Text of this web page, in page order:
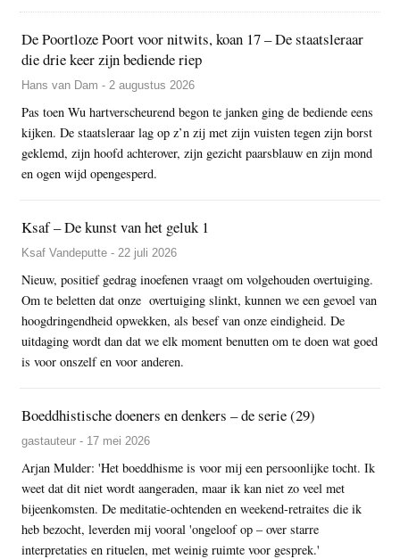
De Poortloze Poort voor nitwits, koan 17 – De staatsleraar
die drie keer zijn bediende riep
Hans van Dam - 2 augustus 2026
Pas toen Wu hartverscheurend begon te janken ging de bediende eens
kijken. De staatsleraar lag op z’n zij met zijn vuisten tegen zijn borst
geklemd, zijn hoofd achterover, zijn gezicht paarsblauw en zijn mond
en ogen wijd opengesperd.
Ksaf – De kunst van het geluk 1
Ksaf Vandeputte - 22 juli 2026
Nieuw, positief gedrag inoefenen vraagt om volgehouden overtuiging.
Om te beletten dat onze overtuiging slinkt, kunnen we een gevoel van
hoogdringendheid opwekken, als besef van onze eindigheid. De
uitdaging wordt dan dat we elk moment benutten om te doen wat goed
is voor onszelf en voor anderen.
Boeddhistische doeners en denkers – de serie (29)
gastauteur - 17 mei 2026
Arjan Mulder: 'Het boeddhisme is voor mij een persoonlijke tocht. Ik
weet dat dit niet wordt aangeraden, maar ik kan niet zo veel met
bijeenkomsten. De meditatie-ochtenden en weekend-retraites die ik
heb bezocht, leverden mij vooral 'ongeloof op – over starre
interpretaties en rituelen, met weinig ruimte voor gesprek.'